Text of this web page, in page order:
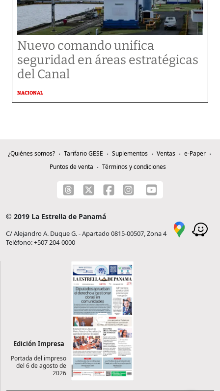
Nuevo comando unifica
seguridad en áreas estratégicas
del Canal
NACIONAL
¿Quiénes somos? Tarifario GESE Suplementos Ventas
e-Paper
Puntos de venta
Términos y condiciones
© 2019 La Estrella de Panamá
C/ Alejandro A. Duque G. - Apartado 0815-00507, Zona 4
Teléfono: +507 204-0000
Edición Impresa
Portada del impreso
del 6 de agosto de
2026